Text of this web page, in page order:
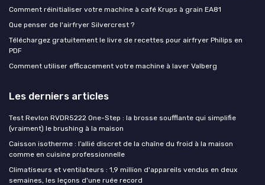
Comment réinitialiser votre machine à café Krups à grain EA81
Que penser de l'airfryer Silvercrest ?
Téléchargez gratuitement le livre de recettes pour airfryer Philips en
PDF
Comment utiliser efficacement votre machine à laver Valberg
Les derniers articles
Test Revlon RVDR5222 One-Step : la brosse soufflante qui simplifie
(vraiment) le brushing à la maison
Caisson isotherme : l’allié discret de la chaîne du froid à la maison
comme en cuisine professionnelle
Climatiseurs et ventilateurs : 1,9 million d'appareils vendus en deux
semaines, les leçons d'une ruée record